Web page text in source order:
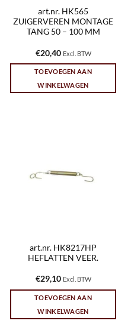
art.nr. HK565
ZUIGERVEREN MONTAGE
TANG 50 – 100 MM
€20,40 Excl. BTW
TOEVOEGEN AAN
WINKELWAGEN
art.nr. HK8217HP
HEFLATTEN VEER.
€29,10 Excl. BTW
TOEVOEGEN AAN
WINKELWAGEN